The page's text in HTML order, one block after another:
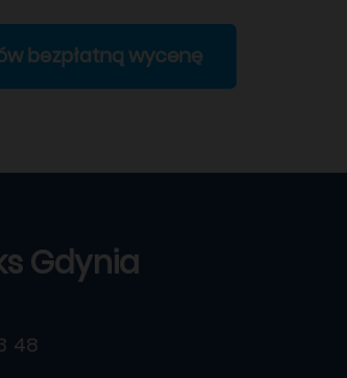
bezpłatną wycenę
Gdynia
48